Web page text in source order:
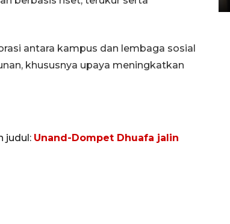
antara kampus dan lembaga sosial
khususnya upaya meningkatkan
judul: Unand-Dompet Dhuafa jalin